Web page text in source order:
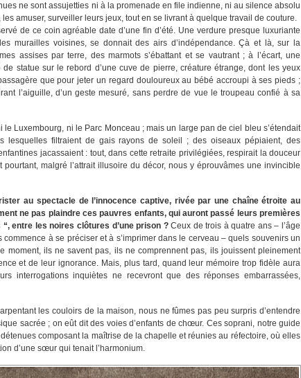
ne sont assujetties ni à la promenade en file indienne, ni au silence absolu
amuser, surveiller leurs jeux, tout en se livrant à quelque travail de couture.
de ce coin agréable date d’une fin d’été. Une verdure presque luxuriante
murailles voisines, se donnait des airs d’indépendance. Çà et là, sur la
assises par terre, des marmots s’ébattant et se vautrant ; à l’écart, une
statue sur le rebord d’une cuve de pierre, créature étrange, dont les yeux
que pour jeter un regard douloureux au bébé accroupi à ses pieds ;
l’aiguille, d’un geste mesuré, sans perdre de vue le troupeau confié à sa
le Luxembourg, ni le Parc Monceau ; mais un large pan de ciel bleu s’étendait
lesquelles filtraient de gais rayons de soleil ; des oiseaux pépiaient, des
jacassaient : tout, dans cette retraite privilégiées, respirait la douceur
malgré l’attrait illusoire du décor, nous y éprouvâmes une invincible
au spectacle de l’innocence captive, rivée par une chaîne étroite au
ne pas plaindre ces pauvres enfants, qui auront passé leurs premières
entre les noires clôtures d’une prison ?Ceux de trois à quatre ans – l’âge
commence à se préciser et à s’imprimer dans le cerveau – quels souvenirs un
moment, ils ne savent pas, ils ne comprennent pas, ils jouissent pleinement
et de leur ignorance. Mais, plus tard, quand leur mémoire trop fidèle aura
interrogations inquiètes ne recevront que des réponses embarrassées,
les couloirs de la maison, nous ne fûmes pas peu surpris d’entendre
sacrée ; on eût dit des voies d’enfants de chœur. Ces soprani, notre guide
détenues composant la maîtrise de la chapelle et réunies au réfectoire, où elles
d’une sœur qui tenait l’harmonium.